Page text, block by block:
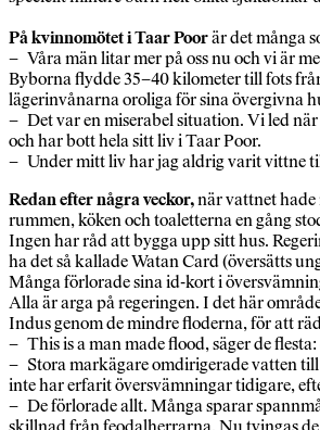
På kvinnomötet i Taar Poorär det många
– Våra män litar mer på oss nu och vi är
Byborna flydde 35–40 kilometer till fots
lägerinvånarna oroliga för sina övergivna
– Det var en miserabel situation. Vi led
och har bott hela sitt liv i Taar Poor.
– Under mitt liv har jag aldrig varit vittne
Redan efter några veckor,när vattnet
rummen, köken och toaletterna en gång
Ingen har råd att bygga upp sitt hus.
ha det så kallade Watan Card (översätts
Många förlorade sina id-kort i
Alla är arga på regeringen. I det här
Indus genom de mindre floderna, för att
– This is a man made flood, säger de
– Stora markägare omdirigerade vatten
inte har erfarit översvämningar tidigare,
– De förlorade allt. Många sparar